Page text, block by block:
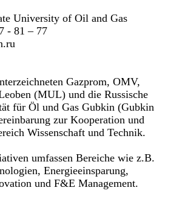
University of Oil and Gas
- 81 – 77
Gazprom, OMV,
(MUL) und die Russische
für Öl und Gas Gubkin (Gubkin
zur Kooperation und
Wissenschaft und Technik.
umfassen Bereiche wie z.B.
Energieeinsparung,
und F&E Management.